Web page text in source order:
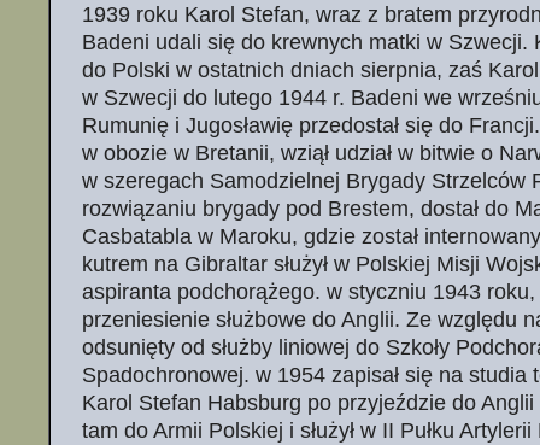
1939 roku Karol Stefan, wraz z bratem
Badeni udali się do krewnych matki w Szwecji.
do Polski w ostatnich dniach sierpnia, zaś
w Szwecji do lutego 1944 r. Badeni we
Rumunię i Jugosławię przedostał się do
w obozie w Bretanii, wziął udział w bitwie o
w szeregach Samodzielnej Brygady Strzelców
rozwiązaniu brygady pod Brestem, dostał do
Casbatabla w Maroku, gdzie został
kutrem na Gibraltar służył w Polskiej Misji
aspiranta podchorążego. w styczniu 1943 roku,
przeniesienie służbowe do Anglii. Ze względu
odsunięty od służby liniowej do Szkoły
Spadochronowej. w 1954 zapisał się na studia
Karol Stefan Habsburg po przyjeździe do Anglii
tam do Armii Polskiej i służył w II Pułku